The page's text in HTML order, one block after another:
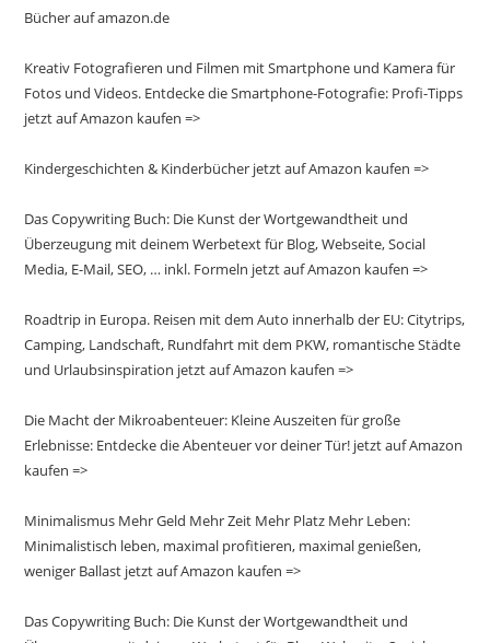
Bücher auf amazon.de
Kreativ Fotografieren und Filmen mit Smartphone und Kamera für
Fotos und Videos. Entdecke die Smartphone-Fotografie: Profi-Tipps
jetzt auf Amazon kaufen =>
Kindergeschichten & Kinderbücher jetzt auf Amazon kaufen =>
Das Copywriting Buch: Die Kunst der Wortgewandtheit und
Überzeugung mit deinem Werbetext für Blog, Webseite, Social
Media, E-Mail, SEO, … inkl. Formeln jetzt auf Amazon kaufen =>
Roadtrip in Europa. Reisen mit dem Auto innerhalb der EU: Citytrips,
Camping, Landschaft, Rundfahrt mit dem PKW, romantische Städte
und Urlaubsinspiration jetzt auf Amazon kaufen =>
Die Macht der Mikroabenteuer: Kleine Auszeiten für große
Erlebnisse: Entdecke die Abenteuer vor deiner Tür! jetzt auf Amazon
kaufen =>
Minimalismus Mehr Geld Mehr Zeit Mehr Platz Mehr Leben:
Minimalistisch leben, maximal profitieren, maximal genießen,
weniger Ballast jetzt auf Amazon kaufen =>
Das Copywriting Buch: Die Kunst der Wortgewandtheit und